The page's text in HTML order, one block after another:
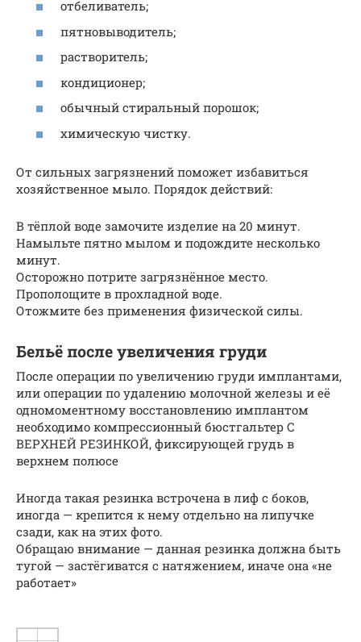
отбеливатель;
пятновыводитель;
растворитель;
кондиционер;
обычный стиральный порошок;
химическую чистку.
От сильных загрязнений поможет избавиться
хозяйственное мыло. Порядок действий:
В тёплой воде замочите изделие на 20 минут.
Намыльте пятно мылом и подождите несколько
минут.
Осторожно потрите загрязнённое место.
Прополощите в прохладной воде.
Отожмите без применения физической силы.
Бельё после увеличения груди
После операции по увеличению груди имплантами,
или операции по удалению молочной железы и её
одномоментному восстановлению имплантом
необходимо компрессионный бюстгальтер С
ВЕРХНЕЙ РЕЗИНКОЙ, фиксирующей грудь в
верхнем полюсе
Иногда такая резинка встрочена в лиф с боков,
иногда — крепится к нему отдельно на липучке
сзади, как на этих фото.
Обращаю внимание — данная резинка должна быть
тугой — застёгиватся с натяжением, иначе она «не
работает»